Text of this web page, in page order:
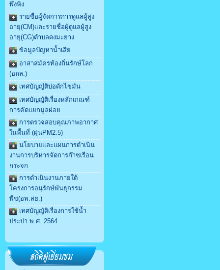
พึ่งพิง
รายชื่อผู้จัดการการดูแลผู้สูง
อายุ(CM)และรายชื่อผู้ดูแลผู้สูง
อายุ(CG)ตำบลดงมะยาง
ข้อมูลปัญหาน้ำเสีย
อาสาสมัครท้องถิ่นรักษ์โลก
(อถล.)
เทศบัญญํติบ่อดักไขมัน
เทศบัญญัติเรื่องหลักเกณฑ์
การคัดแยกมูลฝอย
การตรวจสอบคุณภาพอากาศ
ในพื้นที่ (ฝุ่นPM2.5)
นโยบายและแผนการดำเนิน
งานการบริหารจัดการก๊าซเรือน
กระจก
การดำเนินงานภายใต้
โครงการอนุรักษ์พันธุกรรม
พืช(อพ.สธ.)
เทศบัญญัติเรื่องการใช้น้ำ
ประปา พ.ศ. 2564